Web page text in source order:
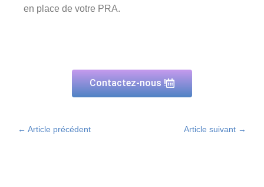
en place de votre PRA.
Contactez-nous !
← Article précédent Article suivant →